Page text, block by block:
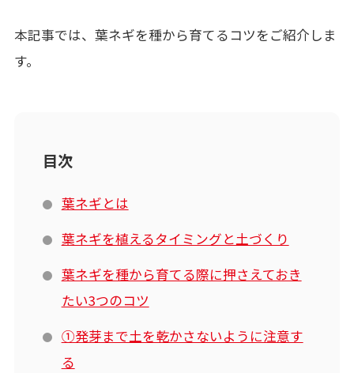
本記事では、葉ネギを種から育てるコツをご紹介しま
す。
目次
葉ネギとは
葉ネギを植えるタイミングと土づくり
葉ネギを種から育てる際に押さえておき
たい3つのコツ
①発芽まで土を乾かさないように注意す
る